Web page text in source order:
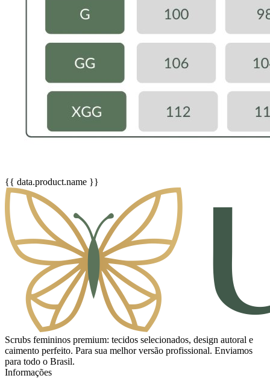
{{ data.product.name }}
Scrubs femininos premium: tecidos selecionados, design autoral e
caimento perfeito. Para sua melhor versão profissional. Enviamos
para todo o Brasil.
Informações